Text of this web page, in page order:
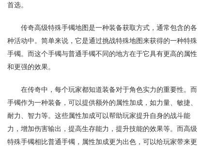
首选。
传奇高级特殊手镯地图是一种装备获取方式，通常包含的各
种活动中。简单来说，它是通过挑战特殊地图来获得的一种特殊
手镯。而这个手镯与普通手镯不同的地方在于它具有更高的属性
和更强的效果。
在传奇中，每个玩家都知道装备对于角色实力的重要性。而
手镯作为一种装备，可以提供额外的属性加成，如力量、敏捷、
耐力、智力等。这些属性加成可以帮助玩家提升自身的战斗能
力，增加伤害输出，提高生存能力，提升技能的效果等。而高级
特殊手镯相比普通手镯，属性加成更为出色，可以给玩家带来更